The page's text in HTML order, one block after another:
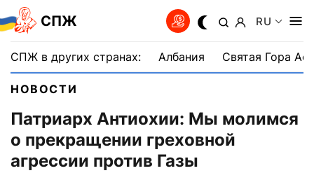
СПЖ RU
СПЖ в других странах: Албания Святая Гора
НОВОСТИ
Патриарх Антиохии: Мы молимся
о прекращении греховной
агрессии против Газы